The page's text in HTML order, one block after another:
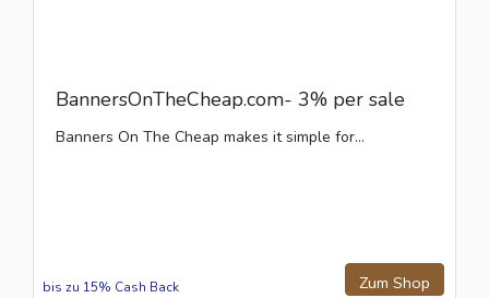
BannersOnTheCheap.com- 3% per sale
Banners On The Cheap makes it simple for...
Zum Shop
bis zu 15% Cash Back